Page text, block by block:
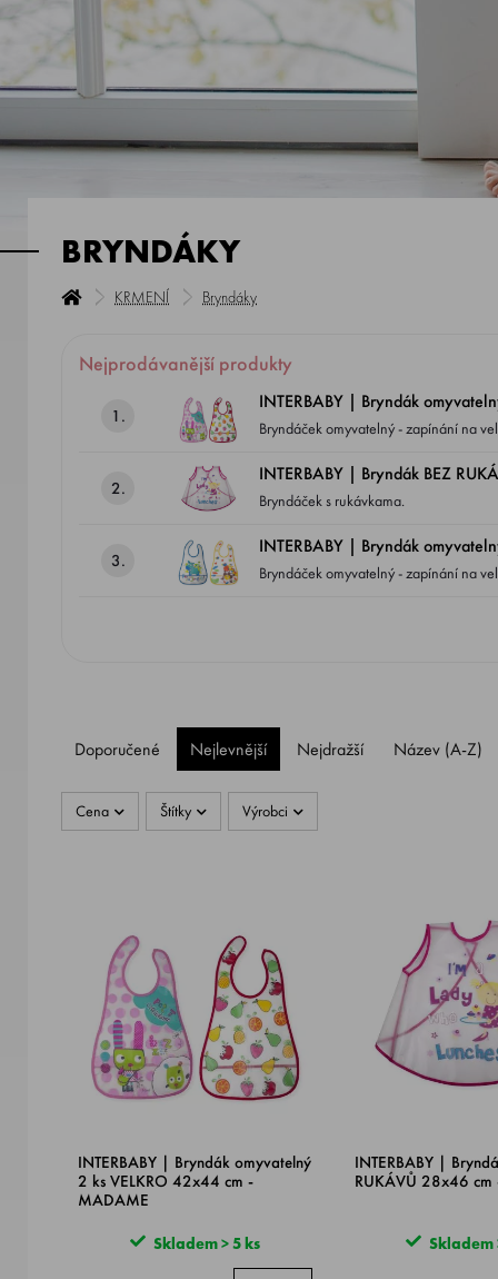
BRYNDÁKY
KRMENÍ Bryndáky
Nejprodávanější produkty
1.
INTERBABY | Bryndák
Bryndáček omyvatelný - zapínání na
2.
INTERBABY | Bryndák BEZ
Bryndáček s rukávkama.
3.
INTERBABY | Bryndák
Bryndáček omyvatelný - zapínání na
Doporučené Nejlevnější Nejdražší Název (A-Z)
Cena Štítky Výrobci
INTERBABY | Bryndák omyvatelný
2 ks VELKRO 42x44 cm -
MADAME
Skladem > 5 ks
INTERBABY |
RUKÁVŮ 28x46 cm
Skladem